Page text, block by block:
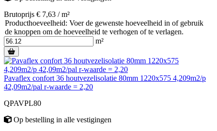
Brutoprijs € 7,63 / m²
Producthoeveelheid: Voer de gewenste hoeveelheid in of gebruik
de knoppen om de hoeveelheid te verhogen of te verlagen.
m²
Pavaflex confort 36 houtvezelisolatie 80mm 1220x575 4,209m2/p
42,09m2/pal r-waarde = 2,20
QPAVPL80
Op bestelling in alle vestigingen